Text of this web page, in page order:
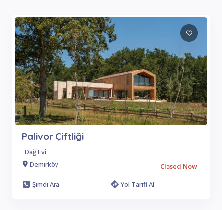
Palivor Çiftliği
Dağ Evi
Demirköy
Closed Now
Şimdi Ara
Yol Tarifi Al